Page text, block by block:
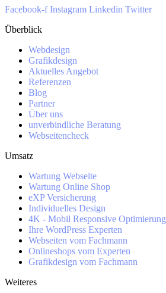
Facebook-f Instagram Linkedin Twitter
Überblick
Webdesign
Grafikdesign
Aktuelles Angebot
Referenzen
Blog
Partner
Über uns
unverbindliche Beratung
Webseitencheck
Umsatz
Wartung Webseite
Wartung Online Shop
eXP Versicherung
Individuelles Design
4K - Mobil Responsive Optimierung
Ihre WordPress Experten
Webseiten vom Fachmann
Onlineshops vom Experten
Grafikdesign vom Fachmann
Weiteres